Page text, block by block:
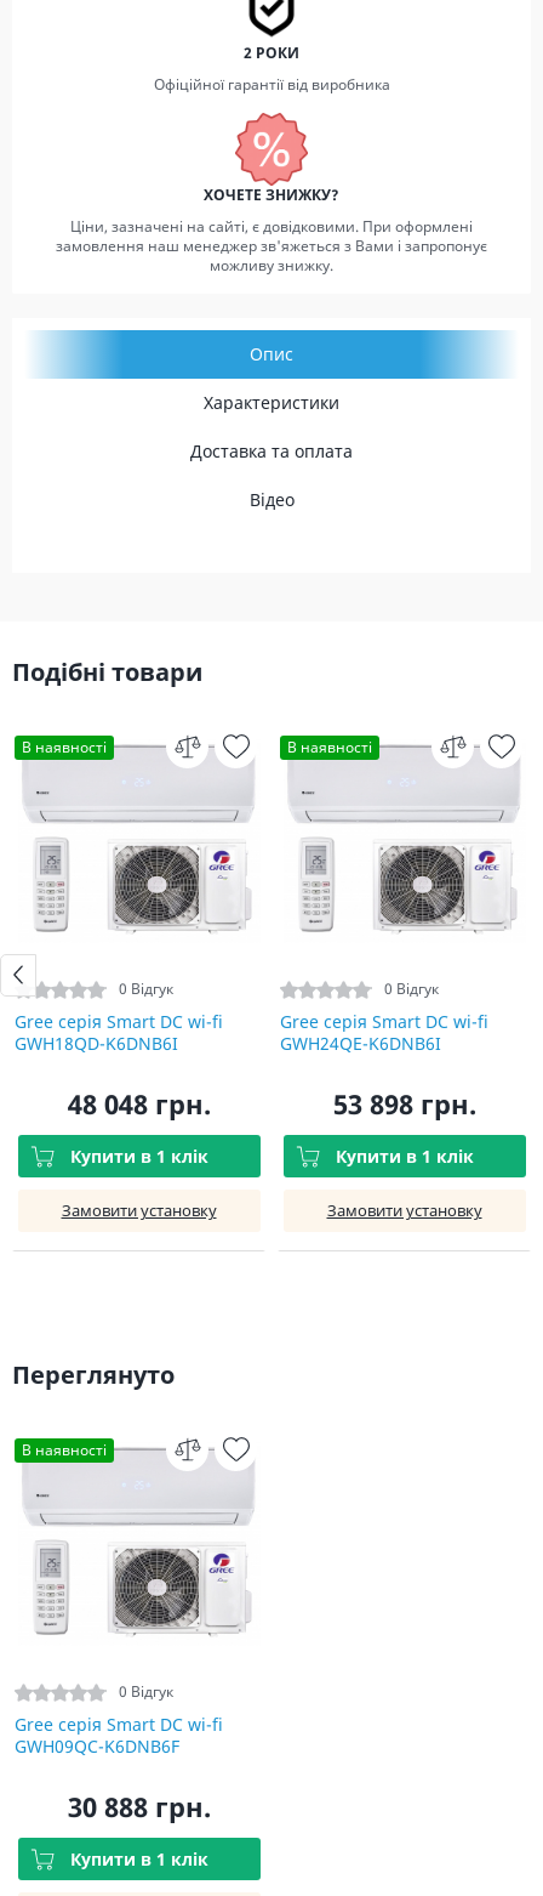
2 РОКИ
Офіційної гарантії від виробника
ХОЧЕТЕ ЗНИЖКУ?
Ціни, зазначені на сайті, є довідковими. При оформлені
замовлення наш менеджер зв'яжеться з Вами і запропонує
можливу знижку.
Опис
Характеристики
Доставка та оплата
Відео
Подібні товари
В наявності
0 Відгук
Gree серія Smart DC wi-fi
GWH18QD-K6DNB6I
48 048 грн.
Купити в 1 клік
Замовити установку
В наявності
0 Відгук
Gree серія Smart DC wi-fi
GWH24QE-K6DNB6I
53 898 грн.
Купити в 1 клік
Замовити установку
Переглянуто
В наявності
0 Відгук
Gree серія Smart DC wi-fi
GWH09QC-K6DNB6F
30 888 грн.
Купити в 1 клік